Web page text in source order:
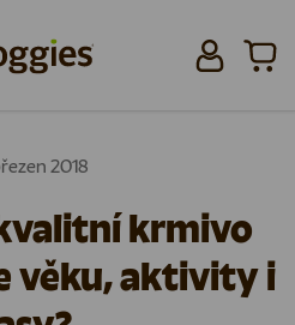
Přihlásit se
2018
krmivo
věku, aktivity i